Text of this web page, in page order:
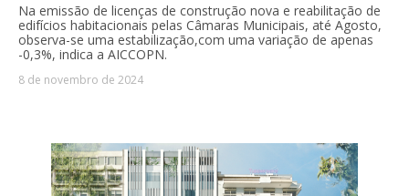
Na emissão de licenças de construção nova e reabilitação de
edifícios habitacionais pelas Câmaras Municipais, até Agosto,
observa-se uma estabilização,com uma variação de apenas
-0,3%, indica a AICCOPN.
8 de novembro de 2024